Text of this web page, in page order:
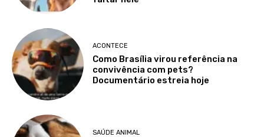
ACONTECE
Como Brasília virou referência na
convivência com pets?
Documentário estreia hoje
SAÚDE ANIMAL